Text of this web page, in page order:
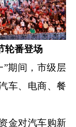
轮番登场
期间，市级层
车、电商、餐
金对汽车购新